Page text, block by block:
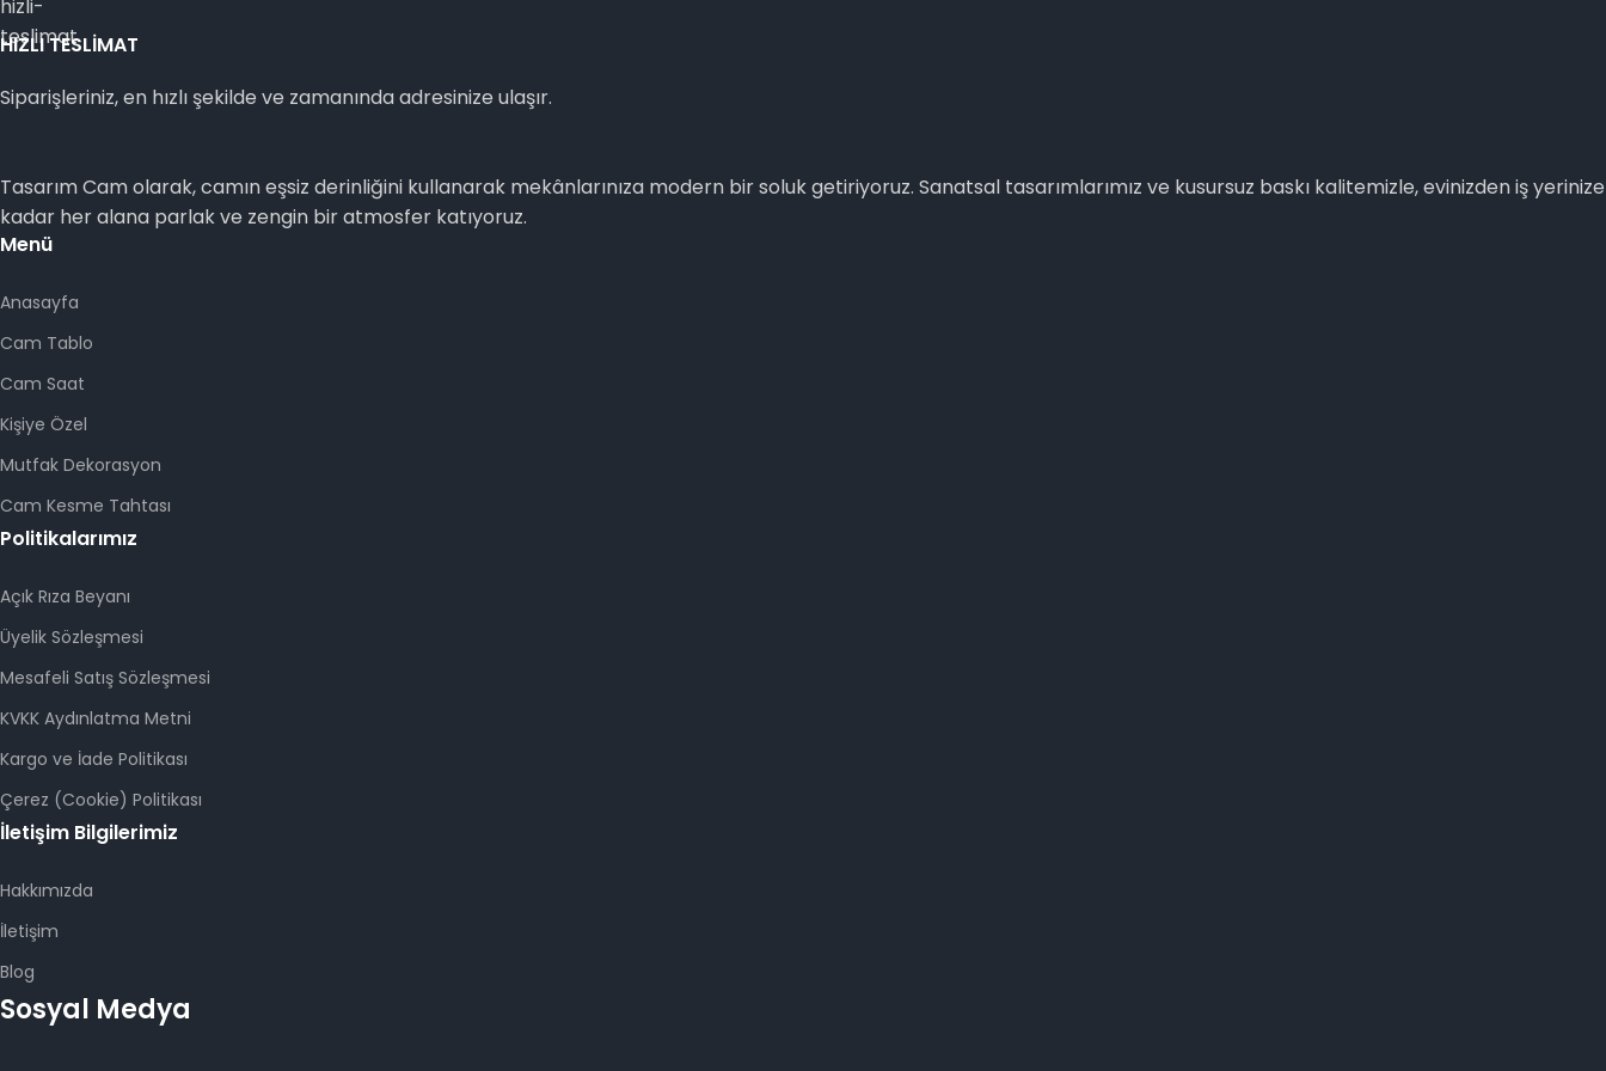
HIZLI TESLİMAT
Siparişleriniz, en hızlı şekilde ve zamanında adresinize ulaşır.
Tasarım Cam olarak, camın eşsiz derinliğini kullanarak mekânlarınıza modern bir soluk getiriyoruz. Sanatsal tasarımlarımız ve kusursuz baskı kalitemizle, evinizden iş yerinize
kadar her alana parlak ve zengin bir atmosfer katıyoruz.
Menü
Anasayfa
Cam Tablo
Cam Saat
Kişiye Özel
Mutfak Dekorasyon
Cam Kesme Tahtası
Politikalarımız
Açık Rıza Beyanı
Üyelik Sözleşmesi
Mesafeli Satış Sözleşmesi
KVKK Aydınlatma Metni
Kargo ve İade Politikası
Çerez (Cookie) Politikası
İletişim Bilgilerimiz
Hakkımızda
İletişim
Blog
Sosyal Medya